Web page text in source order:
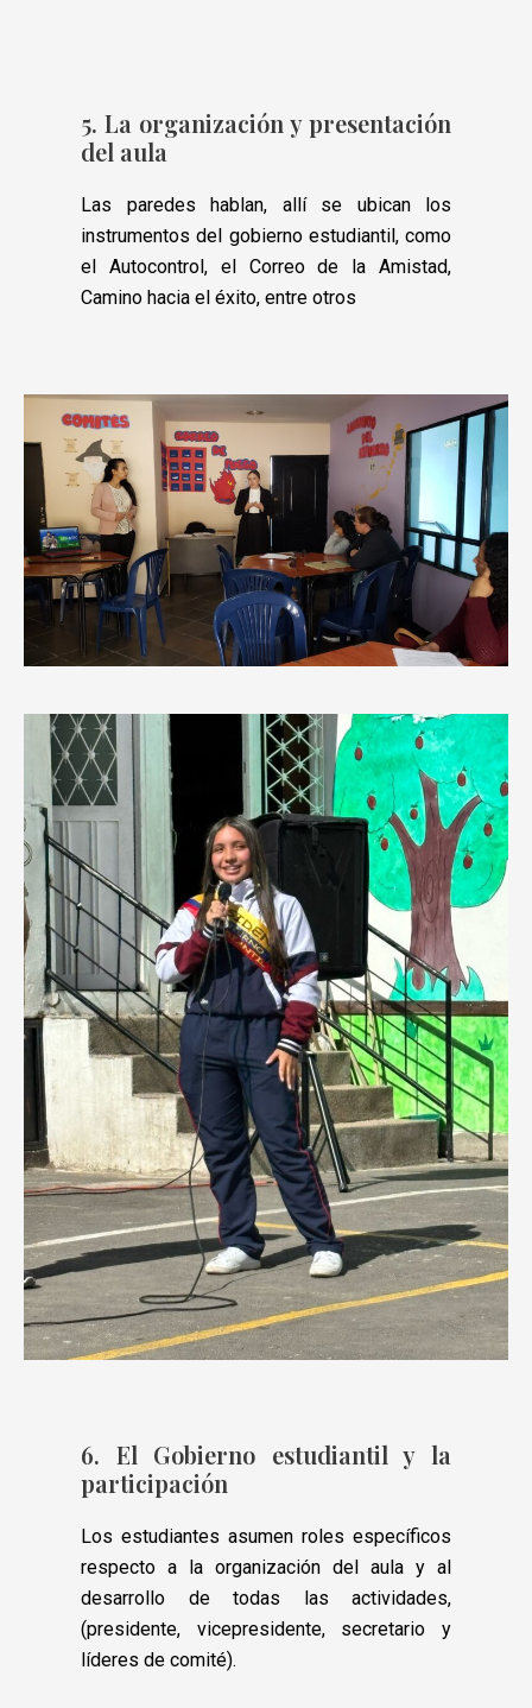
5. La organización y presentación
del aula
Las paredes hablan, allí se ubican los
instrumentos del gobierno estudiantil, como
el Autocontrol, el Correo de la Amistad,
Camino hacia el éxito, entre otros
6. El Gobierno estudiantil y la
participación
Los estudiantes asumen roles específicos
respecto a la organización del aula y al
desarrollo de todas las actividades,
(presidente, vicepresidente, secretario y
líderes de comité).